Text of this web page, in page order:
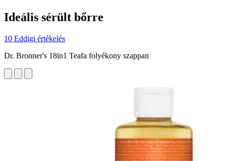
Ideális sérült bőrre
10 Eddigi értékelés
Dr. Bronner's 18in1 Teafa folyékony szappan